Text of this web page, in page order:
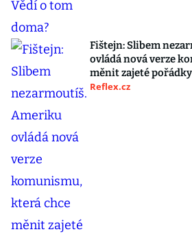
Fištejn: Slibem
ovládá nová verze
měnit zajeté pořádky
Reflex.cz